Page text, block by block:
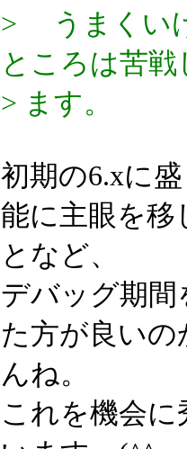
> うまくい
ところは苦戦
> ます。
初期の6.xに
能に主眼を移
となど、
デバッグ期
た方が良い
んね。
これを機会